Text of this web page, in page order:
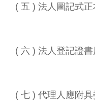
( 五 ) 法人圖記式正
( 六 ) 法人登記證書
( 七 ) 代理人應附具